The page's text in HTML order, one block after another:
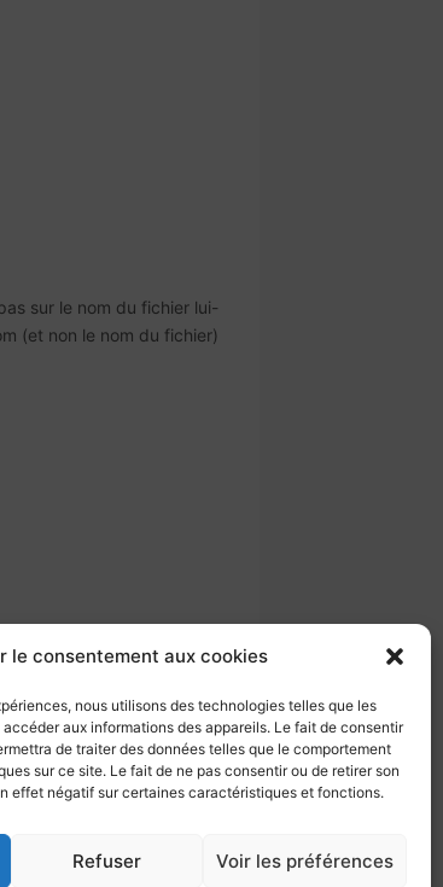
le consentement aux cookies
nous utilisons des technologies telles que les
aux informations des appareils. Le fait de consentir
de traiter des données telles que le comportement
sur ce site. Le fait de ne pas consentir ou de retirer son
effet négatif sur certaines caractéristiques et fonctions.
Refuser Voir les préférences
sur le nom du fichier lui-
(et non le nom du fichier)
chaque exercice un